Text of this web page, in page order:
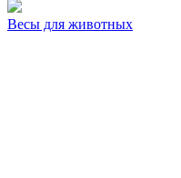
Весы для животных